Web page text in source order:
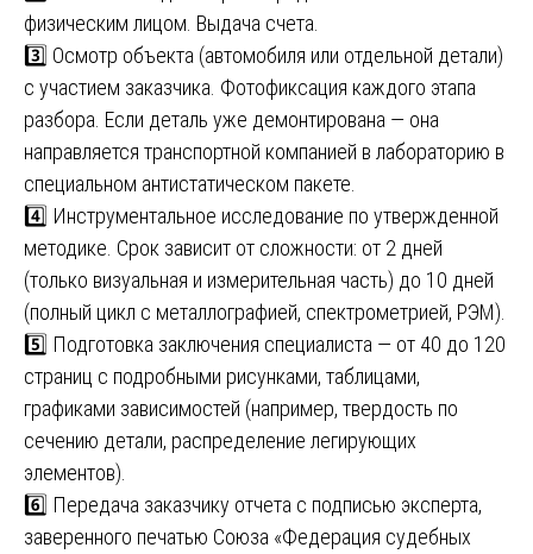
физическим лицом. Выдача счета.
3️⃣ Осмотр объекта (автомобиля или отдельной детали)
с участием заказчика. Фотофиксация каждого этапа
разбора. Если деталь уже демонтирована — она
направляется транспортной компанией в лабораторию в
специальном антистатическом пакете.
4️⃣ Инструментальное исследование по утвержденной
методике. Срок зависит от сложности: от 2 дней
(только визуальная и измерительная часть) до 10 дней
(полный цикл с металлографией, спектрометрией, РЭМ).
5️⃣ Подготовка заключения специалиста — от 40 до 120
страниц с подробными рисунками, таблицами,
графиками зависимостей (например, твердость по
сечению детали, распределение легирующих
элементов).
6️⃣ Передача заказчику отчета с подписью эксперта,
заверенного печатью Союза «Федерация судебных